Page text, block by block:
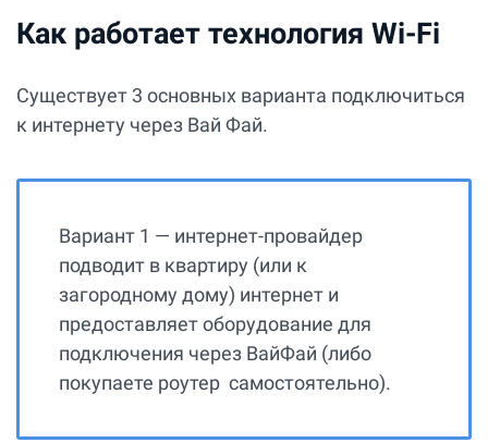
Как работает технология Wi-Fi
Существует 3 основных варианта подключиться
к интернету через Вай Фай.
Вариант 1 — интернет-провайдер
подводит в квартиру (или к
загородному дому) интернет и
предоставляет оборудование для
подключения через ВайФай (либо
покупаете роутер самостоятельно).